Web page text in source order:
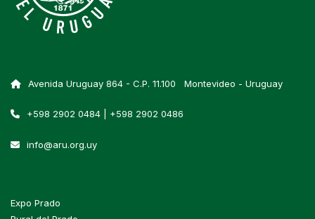
Avenida Uruguay 864 - C.P. 11.100 Montevideo - Uruguay
+598 2902 0484 | +598 2902 0486
info@aru.org.uy
Expo Prado